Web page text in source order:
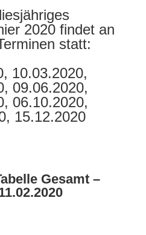
2020 findet an
statt:
10.03.2020,
09.06.2020,
06.10.2020,
15.12.2020
Gesamt –